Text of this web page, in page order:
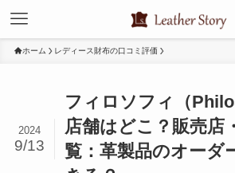
ホーム レディース財布の口コミ評価
フィロソフィ（
店舗はどこ？販売店
覧：革製品のオーダ
2024
9/13